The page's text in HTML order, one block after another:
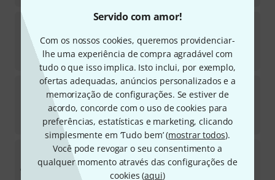
Servido com amor!
Com os nossos cookies, queremos providenciar-
lhe uma experiência de compra agradável com
tudo o que isso implica. Isto inclui, por exemplo,
ofertas adequadas, anúncios personalizados e a
memorização de configurações. Se estiver de
acordo, concorde com o uso de cookies para
preferências, estatísticas e marketing, clicando
simplesmente em ‘Tudo bem’ (mostrar todos).
Você pode revogar o seu consentimento a
qualquer momento através das configurações de
cookies (aqui)
SwissonicBasic Router MKIII
Em stock
€55
SuperluxHD-660 Pro 150 Ohms
568
Em stock
€ 36
Ernie BallTool Kit
258
Em stock